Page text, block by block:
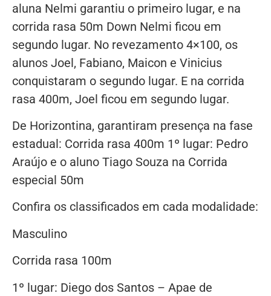
aluna Nelmi garantiu o primeiro lugar, e na
corrida rasa 50m Down Nelmi ficou em
segundo lugar. No revezamento 4×100, os
alunos Joel, Fabiano, Maicon e Vinicius
conquistaram o segundo lugar. E na corrida
rasa 400m, Joel ficou em segundo lugar.
De Horizontina, garantiram presença na fase
estadual: Corrida rasa 400m 1º lugar: Pedro
Araújo e o aluno Tiago Souza na Corrida
especial 50m
Confira os classificados em cada modalidade:
Masculino
Corrida rasa 100m
1º lugar: Diego dos Santos – Apae de